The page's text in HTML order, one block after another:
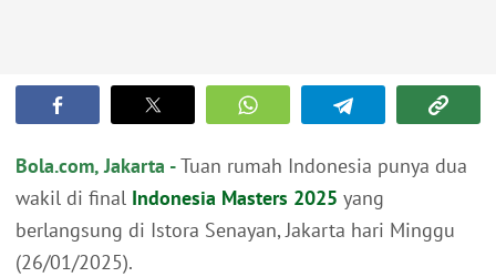
Bola.com, Jakarta -Tuan rumah Indonesia punya dua
wakil di final Indonesia Masters 2025 yang
berlangsung di Istora Senayan, Jakarta hari Minggu
(26/01/2025).